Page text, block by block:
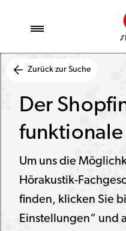
Zurück zur Suche
Der
Um uns die
Hörakustik-
finden, klicken Sie
Einstellungen“ und